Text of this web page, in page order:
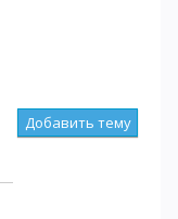
Добавить тему